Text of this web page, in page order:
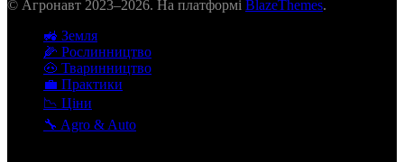
© Агронавт 2023–2026. На платформі BlazeThemes.
🚜 Земля
🌽 Рослинництво
🐽 Тваринництво
💼 Практики
📉 Ціни
🔧 Agro & Auto